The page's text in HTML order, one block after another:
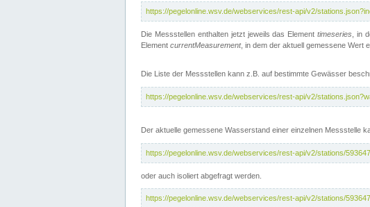
https://pegelonline.wsv.de/webservices/rest-api/v2/
Die Messstellen enthalten jetzt jeweils das Elementtimeseries , in
Element currentMeasurement, in dem der aktuell gemessene Wert
Die Liste der Messstellen kann z.B. auf bestimmte Gewässer
https://pegelonline.wsv.de/webservices/rest-api/v2/
Der aktuelle gemessene Wasserstand einer einzelnen Messstelle
https://pegelonline.wsv.de/webservices/rest-api/v2/stations/
oder auch isoliert abgefragt werden.
https://pegelonline.wsv.de/webservices/rest-api/v2/stations/